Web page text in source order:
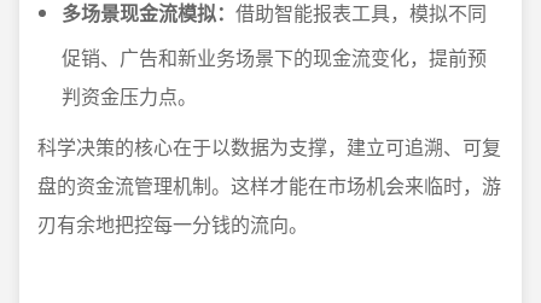
多场景现金流模拟： 借助智能报表工具，模拟不同
促销、广告和新业务场景下的现金流变化，提前预
判资金压力点。
科学决策的核心在于以数据为支撑，建立可追溯、可复
盘的资金流管理机制。这样才能在市场机会来临时，游
刃有余地把控每一分钱的流向。